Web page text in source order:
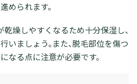
められます。
乾燥しやすくなるため十分保湿し、
いましょう。また、脱毛部位を傷つ
なる点に注意が必要です。